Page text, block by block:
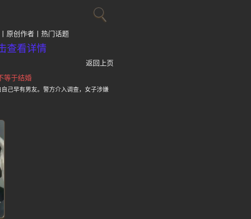
原创作者 热门话题
查看详情
返回上页
等于结婚
己早有男友。警方介入调查，女子涉嫌